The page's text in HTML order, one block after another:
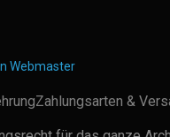
Webmaster
Zahlungsarten &